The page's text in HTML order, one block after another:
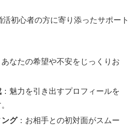
初心者の方に寄り添ったサポート
あなたの希望や不安をじっくりお
：魅力を引き出すプロフィールを
ング：お相手との初対面がスムー